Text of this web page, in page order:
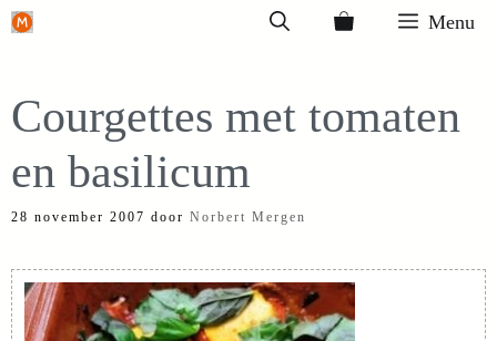
Ga
inhoud
Menu
Courgettes met tomaten
en basilicum
28 november 2007 door Norbert Mergen